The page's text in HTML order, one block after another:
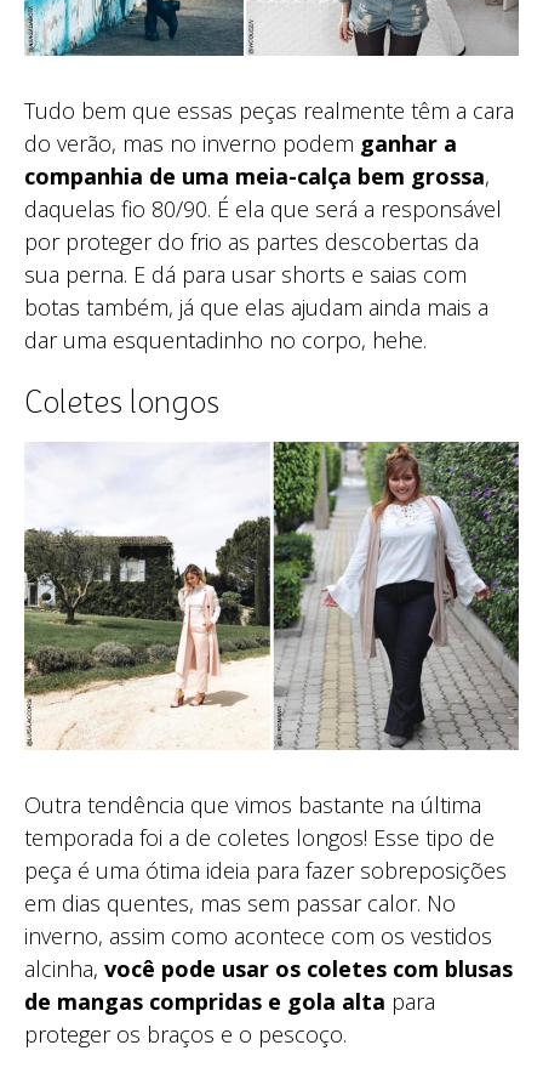
Tudo bem que essas peças realmente têm a cara
do verão, mas no inverno podem ganhar a
companhia de uma meia-calça bem grossa,
daquelas fio 80/90. É ela que será a responsável
por proteger do frio as partes descobertas da
sua perna. E dá para usar shorts e saias com
botas também, já que elas ajudam ainda mais a
dar uma esquentadinho no corpo, hehe.
Coletes longos
Outra tendência que vimos bastante na última
temporada foi a de coletes longos! Esse tipo de
peça é uma ótima ideia para fazer sobreposições
em dias quentes, mas sem passar calor. No
inverno, assim como acontece com os vestidos
alcinha, você pode usar os coletes com blusas
de mangas compridas e gola alta para
proteger os braços e o pescoço.